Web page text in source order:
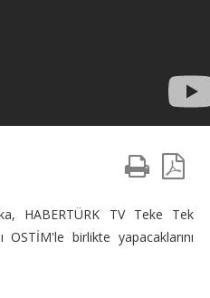
HABERTÜRK TV Teke Tek
birlikte yapacaklarını